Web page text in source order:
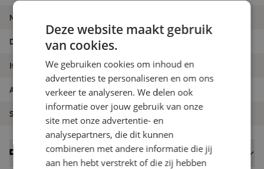
Merk
Duct diameter 63 mm
Itemnaam PE flex buis, 63mm, rol 50m, turquoise
Artikelnummer M00001168
Soort buis PE
Datasheets
Deze website maakt gebruik
van cookies.
We gebruiken cookies om inhoud en
advertenties te personaliseren en om ons
verkeer te analyseren. We delen ook
informatie over jouw gebruik van onze
site met onze advertentie- en
analysepartners, die dit kunnen
combineren met andere informatie die jij
aan hen hebt verstrekt of die zij hebben